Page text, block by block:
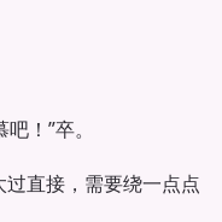
！”卒。
直接，需要绕一点点